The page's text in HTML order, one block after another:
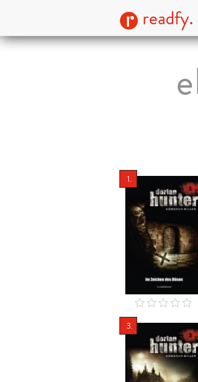
readfy.
1.
3.